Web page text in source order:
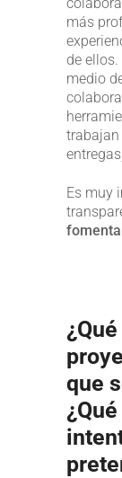
más
de
medio
trabajan
Es muy
que